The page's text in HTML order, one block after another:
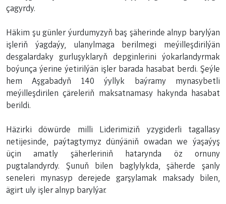
çagyrdy.
Häkim şu günler ýurdumyzyň baş şäherinde alnyp barylýan
işleriň ýagdaýy, ulanylmaga berilmegi meýilleşdirilýän
desgalardaky gurluşyklaryň depginlerini ýokarlandyrmak
boýunça ýerine ýetirilýän işler barada hasabat berdi. Şeýle
hem Aşgabadyň 140 ýyllyk baýramy mynasybetli
meýilleşdirilen çäreleriň maksatnamasy hakynda hasabat
berildi.
Häzirki döwürde milli Liderimiziň yzygiderli tagallasy
netijesinde, paýtagtymyz dünýäniň owadan we ýaşaýyş
üçin amatly şäherleriniň hatarynda öz ornuny
pugtalandyrdy. Şunuň bilen baglylykda, şäherde şanly
seneleri mynasyp derejede garşylamak maksady bilen,
ägirt uly işler alnyp barylýar.